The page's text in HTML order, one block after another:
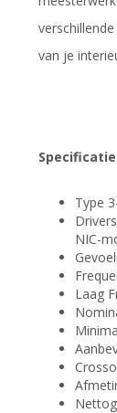
van je
Type
NIC-
Laag